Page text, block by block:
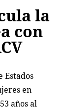
la
con
Estados
en
años al